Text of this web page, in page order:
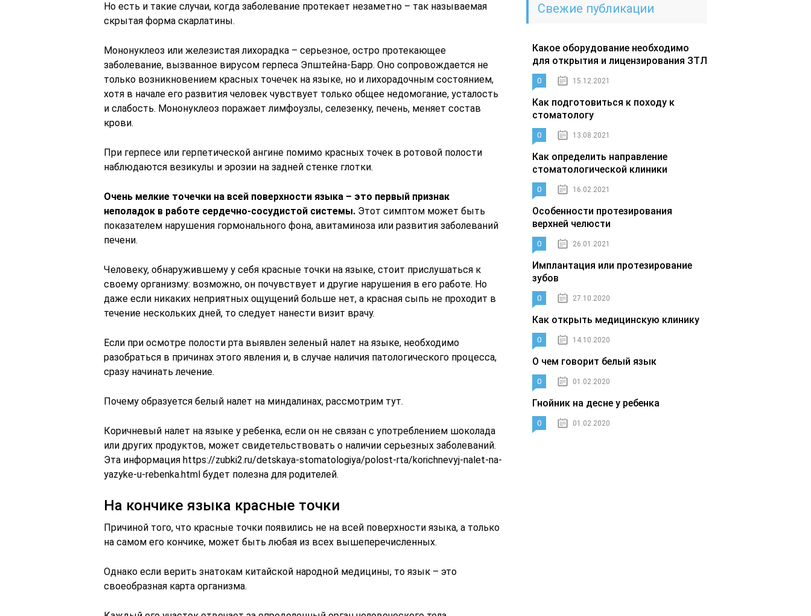
Но есть и такие случаи, когда заболевание протекает незаметно – так называемая
скрытая форма скарлатины.
Мононуклеоз или железистая лихорадка – серьезное, остро протекающее
заболевание, вызванное вирусом герпеса Эпштейна-Барр. Оно сопровождается не
только возникновением красных точечек на языке, но и лихорадочным состоянием,
хотя в начале его развития человек чувствует только общее недомогание, усталость
и слабость. Мононуклеоз поражает лимфоузлы, селезенку, печень, меняет состав
крови.
При герпесе или герпетической ангине помимо красных точек в ротовой полости
наблюдаются везикулы и эрозии на задней стенке глотки.
Очень мелкие точечки на всей поверхности языка – это первый признак
неполадок в работе сердечно-сосудистой системы. Этот симптом может быть
показателем нарушения гормонального фона, авитаминоза или развития заболеваний
печени.
Человеку, обнаружившему у себя красные точки на языке, стоит прислушаться к
своему организму: возможно, он почувствует и другие нарушения в его работе. Но
даже если никаких неприятных ощущений больше нет, а красная сыпь не проходит в
течение нескольких дней, то следует нанести визит врачу.
Если при осмотре полости рта выявлен зеленый налет на языке, необходимо
разобраться в причинах этого явления и, в случае наличия патологического процесса,
сразу начинать лечение.
Почему образуется белый налет на миндалинах, рассмотрим тут.
Коричневый налет на языке у ребенка, если он не связан с употреблением шоколада
или других продуктов, может свидетельствовать о наличии серьезных заболеваний.
Эта информация https://zubki2.ru/detskaya-stomatologiya/polost-rta/korichnevyj-nalet-na-
yazyke-u-rebenka.html будет полезна для родителей.
На кончике языка красные точки
Причиной того, что красные точки появились не на всей поверхности языка, а только
на самом его кончике, может быть любая из всех вышеперечисленных.
Однако если верить знатокам китайской народной медицины, то язык – это
своеобразная карта организма.
Свежие публикации
Какое оборудование необходимо
для открытия и лицензирования ЗТЛ
0 15.12.2021
Как подготовиться к походу к
стоматологу
0 13.08.2021
Как определить направление
стоматологической клиники
0 16.02.2021
Особенности протезирования
верхней челюсти
0 26.01.2021
Имплантация или протезирование
зубов
0 27.10.2020
Как открыть медицинскую клинику
0 14.10.2020
О чем говорит белый язык
0 01.02.2020
Гнойник на десне у ребенка
0 01.02.2020